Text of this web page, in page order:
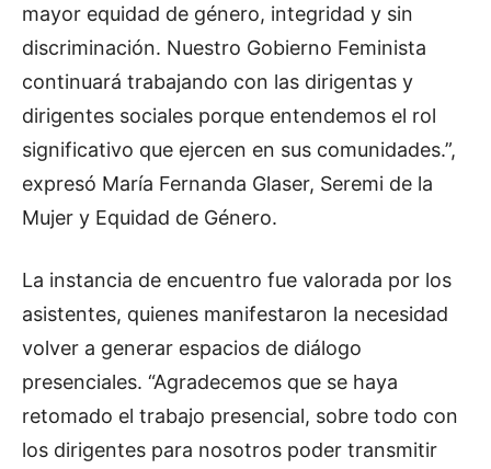
mayor equidad de género, integridad y sin
discriminación. Nuestro Gobierno Feminista
continuará trabajando con las dirigentas y
dirigentes sociales porque entendemos el rol
significativo que ejercen en sus comunidades.”,
expresó María Fernanda Glaser, Seremi de la
Mujer y Equidad de Género.
La instancia de encuentro fue valorada por los
asistentes, quienes manifestaron la necesidad
volver a generar espacios de diálogo
presenciales. “Agradecemos que se haya
retomado el trabajo presencial, sobre todo con
los dirigentes para nosotros poder transmitir